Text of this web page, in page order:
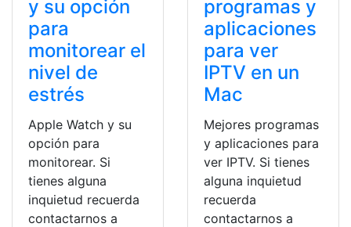
y su opción
para
monitorear el
nivel de
estrés
Apple Watch y su
opción para
monitorear. Si
tienes alguna
inquietud recuerda
contactarnos a
programas y
aplicaciones
para ver
IPTV en un
Mac
Mejores programas
y aplicaciones para
ver IPTV. Si tienes
alguna inquietud
recuerda
contactarnos a